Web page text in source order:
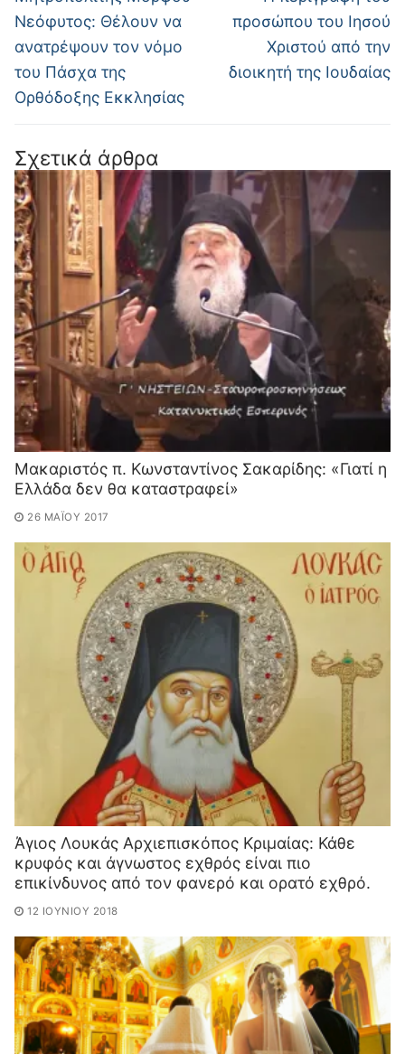
άρθρο:
Νεόφυτος: Θέλουν να
ανατρέψουν τον νόμο
του Πάσχα της
Ορθόδοξης Εκκλησίας
άρθρο:
προσώπου του Ιησού
Χριστού από την
διοικητή της Ιουδαίας
Σχετικά άρθρα
Μακαριστός π. Κωνσταντίνος Σακαρίδης: «Γιατί η
Ελλάδα δεν θα καταστραφεί»
26 ΜΑΪ́ΟΥ 2017
Άγιος Λουκάς Αρχιεπισκόπος Κριμαίας: Κ​άθε
κρυφός και άγνωστος εχθρός είναι πιο
επικίνδυνο​ς από τον φανερό και ορατό εχθρό.
12 ΙΟΥΝΊΟΥ 2018